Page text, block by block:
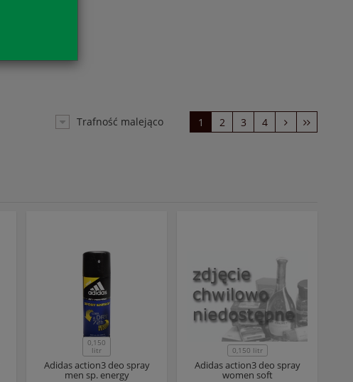
1 2 3 4
Trafność malejąco
0,150
litr
Adidas action3 deo spray
men sp. energy
0,150 litr
Adidas action3 deo spray
women soft